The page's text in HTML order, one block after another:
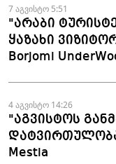
მომზადდა
7 აგვისტო 5:51
"არაბი
ყაზახი
Borjomi
4 აგვისტო 14:26
"აგვისტოს
Mestia